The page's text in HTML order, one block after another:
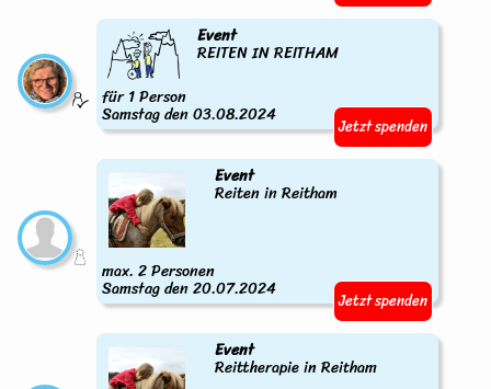
Event
REITEN IN REITHAM
für 1 Person
Samstag den 03.08.2024 Jetzt spenden
Event
Reiten in Reitham
max. 2 Personen
Samstag den 20.07.2024 Jetzt spenden
Event
Reittherapie in Reitham